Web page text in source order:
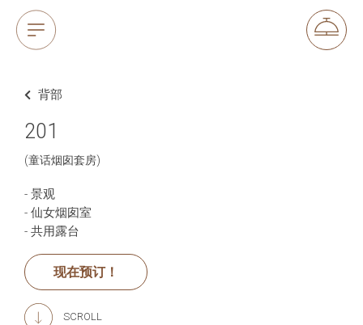
背部
201
(童话烟囱套房)
- 景观
- 仙女烟囱室
- 共用露台
现在预订！
SCROLL